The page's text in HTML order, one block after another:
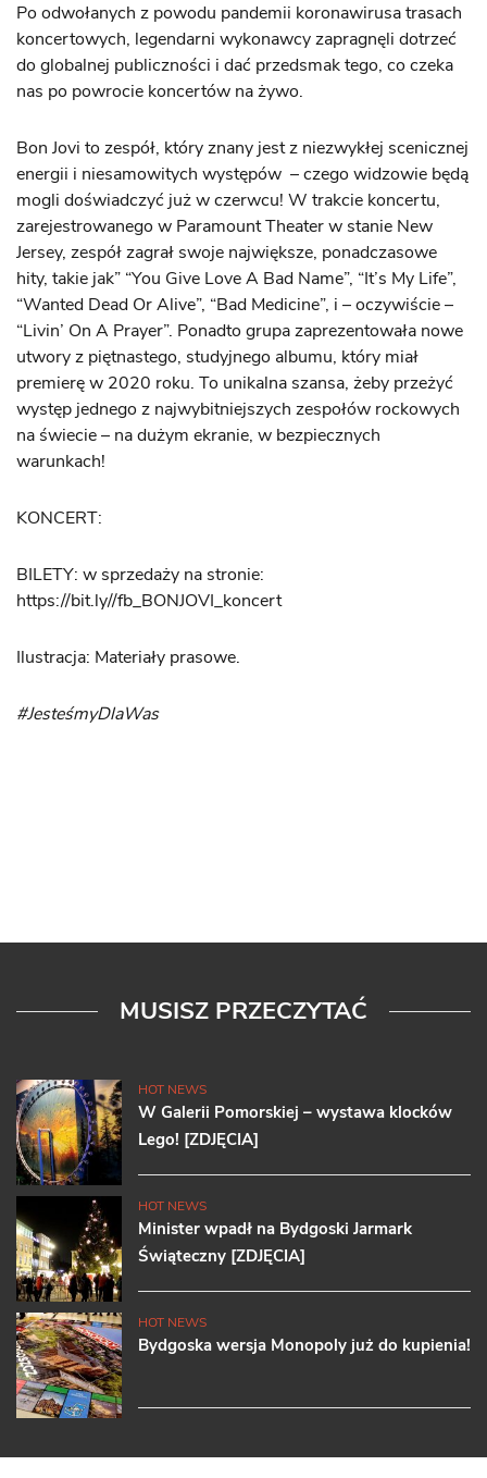
Po odwołanych z powodu pandemii koronawirusa trasach
koncertowych, legendarni wykonawcy zapragnęli dotrzeć
do globalnej publiczności i dać przedsmak tego, co czeka
nas po powrocie koncertów na żywo.
Bon Jovi to zespół, który znany jest z niezwykłej scenicznej
energii i niesamowitych występów – czego widzowie będą
mogli doświadczyć już w czerwcu! W trakcie koncertu,
zarejestrowanego w Paramount Theater w stanie New
Jersey, zespół zagrał swoje największe, ponadczasowe
hity, takie jak” “You Give Love A Bad Name”, “It’s My Life”,
“Wanted Dead Or Alive”, “Bad Medicine”, i – oczywiście –
“Livin’ On A Prayer”. Ponadto grupa zaprezentowała nowe
utwory z piętnastego, studyjnego albumu, który miał
premierę w 2020 roku. To unikalna szansa, żeby przeżyć
występ jednego z najwybitniejszych zespołów rockowych
na świecie – na dużym ekranie, w bezpiecznych
warunkach!
KONCERT:
BILETY: w sprzedaży na stronie:
https://bit.ly//fb_BONJOVI_koncert
Ilustracja: Materiały prasowe.
#JesteśmyDlaWas
MUSISZ PRZECZYTAĆ
HOT NEWS
W Galerii Pomorskiej – wystawa klocków
Lego! [ZDJĘCIA]
HOT NEWS
Minister wpadł na Bydgoski Jarmark
Świąteczny [ZDJĘCIA]
HOT NEWS
Bydgoska wersja Monopoly już do kupienia!